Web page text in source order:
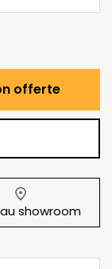
offerte
showroom